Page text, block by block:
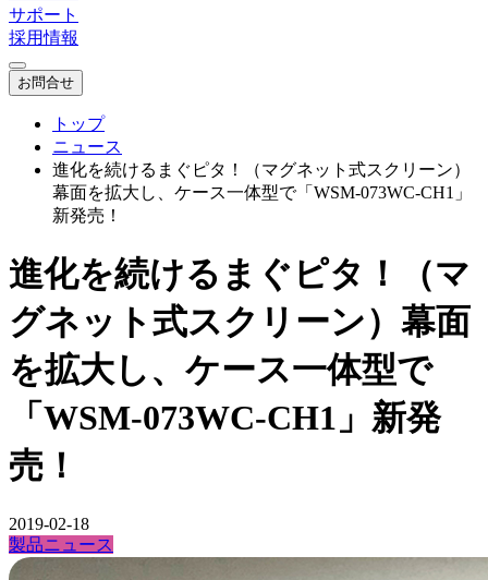
サポート
採用情報
お問合せ
トップ
ニュース
進化を続けるまぐピタ！（マグネット式スクリーン）
幕面を拡大し、ケース一体型で「WSM-073WC-CH1」
新発売！
進化を続けるまぐピタ！（マ
グネット式スクリーン）幕面
を拡大し、ケース一体型で
「WSM-073WC-CH1」新発
売！
2019-02-18
製品ニュース